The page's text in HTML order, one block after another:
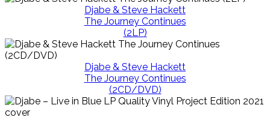
Djabe & Steve Hackett
The Journey Continues
(2LP)
Djabe & Steve Hackett
The Journey Continues
(2CD/DVD)